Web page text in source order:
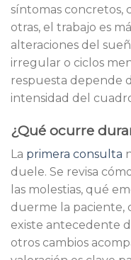
síntomas concretos,
otras, el trabajo es
alteraciones del
irregular o ciclos
respuesta depende
intensidad del
¿Qué ocurre
La primera consulta
duele. Se revisa
las molestias, qué
duerme la paciente,
existe antecedente
otros cambios